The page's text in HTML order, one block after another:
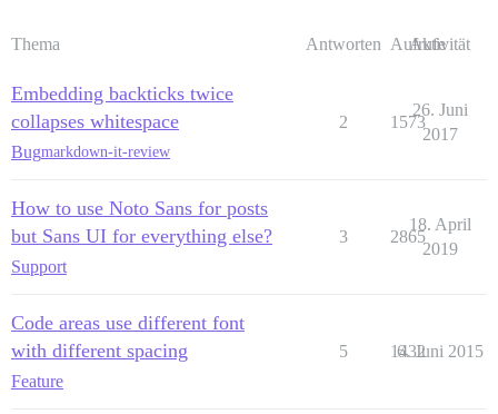
Thema Antworten Aufrufe
Aktivität
Embedding backticks twice
collapses whitespace
Bugmarkdown-it-review
2 1573
26. Juni
2017
How to use Noto Sans for posts
but Sans UI for everything else?
Support
3 2865
18. April
2019
Code areas use different font
with different spacing
Feature
5 1432
6. Juni 2015